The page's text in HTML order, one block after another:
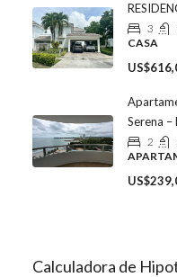
3
CASA
Serena –
2
Calculadora de